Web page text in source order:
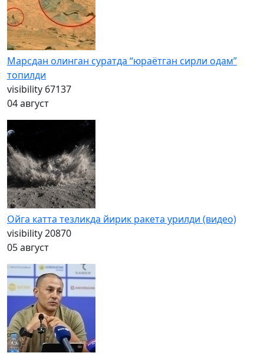
Марсдан олинган суратда “юраётган сирли одам”
топилди
visibility 67137
04 август
Ойга катта тезликда йирик ракета урилди (видео)
visibility20870
05 август